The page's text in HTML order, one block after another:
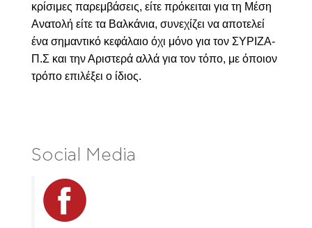
κρίσιμες παρεμβάσεις, είτε πρόκειται για τη Μέση
Ανατολή είτε τα Βαλκάνια, συνεχίζει να αποτελεί
ένα σημαντικό κεφάλαιο όχι μόνο για τον ΣΥΡΙΖΑ-
Π.Σ και την Αριστερά αλλά για τον τόπο, με όποιον
τρόπο επιλέξει ο ίδιος.
Social Media